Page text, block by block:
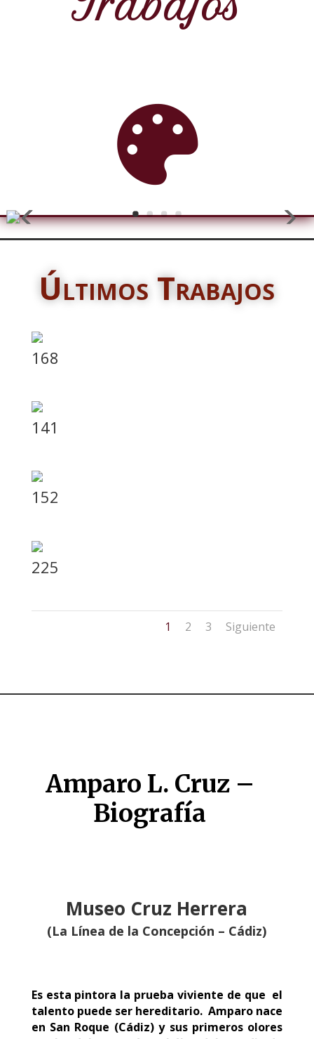

Últimos Trabajos
168
141
152
225
1 2 3 Siguiente
Amparo L. Cruz –
Biografía
Museo Cruz Herrera
(La Línea de la Concepción – Cádiz)
Es esta pintora la prueba viviente de que el
talento puede ser hereditario. Amparo nace
en San Roque (Cádiz) y sus primeros olores